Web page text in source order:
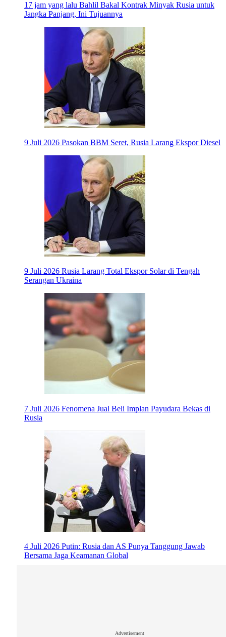
17 jam yang lalu Bahlil Bakal Kontrak Minyak Rusia untuk
Jangka Panjang, Ini Tujuannya
9 Juli 2026 Pasokan BBM Seret, Rusia Larang Ekspor Diesel
9 Juli 2026 Rusia Larang Total Ekspor Solar di Tengah
Serangan Ukraina
7 Juli 2026 Fenomena Jual Beli Implan Payudara Bekas di
Rusia
4 Juli 2026 Putin: Rusia dan AS Punya Tanggung Jawab
Bersama Jaga Keamanan Global
Advertisement